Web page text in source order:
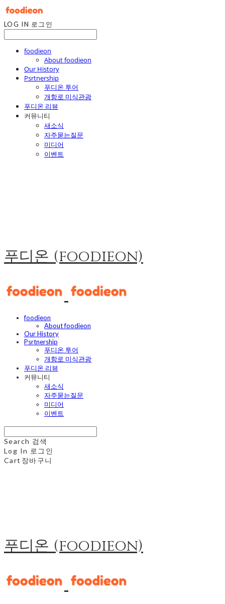
LOG IN 로그인
foodieon
About foodieon
Our History
Psrtnership
푸디온 투어
개항로 미식관광
푸디온 리뷰
커뮤니티
새소식
자주묻는질문
미디어
이벤트
푸디온 (foodieon)
foodieon
About foodieon
Our History
Psrtnership
푸디온 투어
개항로 미식관광
푸디온 리뷰
커뮤니티
새소식
자주묻는질문
미디어
이벤트
Search 검색
Log In 로그인
Cart 장바구니
푸디온 (foodieon)